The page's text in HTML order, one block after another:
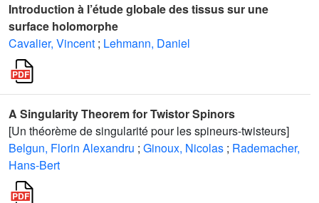
Introduction à l’étude globale des tissus sur une
surface holomorphe
Cavalier, Vincent ; Lehmann, Daniel
A Singularity Theorem for Twistor Spinors
[Un théorème de singularité pour les spineurs-twisteurs]
Belgun, Florin Alexandru ; Ginoux, Nicolas ; Rademacher,
Hans-Bert